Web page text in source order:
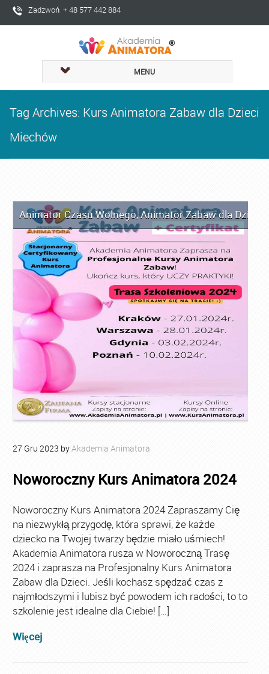
Zadzwoń + 48 577 442 884
MENU
Tag Archives: Kurs Animatora Zabaw dla Dzieci
Miechów
Animator Czasu Wolnego,Animator Zabaw dla Dzieci
27 Gru 2023 byAkademia Animatora
Noworoczny Kurs Animatora 2024
Noworoczny Kurs Animatora 2024 Zapraszamy Cię
na niezwykłą przygodę, która sprawi, że każde
dziecko na Twojej twarzy będzie miało uśmiech!
Akademia Animatora rusza w Noworoczną Trasę
2024 i zaprasza na Profesjonalny Kurs Animatora
Zabaw dla Dzieci. Jeśli kochasz spędzać czas z
najmłodszymi i lubisz być powodem ich radości, to to
szkolenie jest idealne dla Ciebie! […]
Więcej